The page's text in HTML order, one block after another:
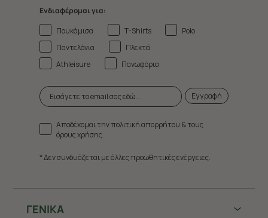
ΓΕΝΙΚΑ
Ενδιαφέρομαι για:
Πουκάμισα
T-Shirts
Polo
Παντελόνια
Πλεκτά
Athleisure
Πανωφόρια
Εγγραφή
Αποδέχομαι την πολιτική απορρήτου & τους
όρους χρήσης.
* Δεν συνδυάζεται με άλλες προωθητικές ενέργειες.